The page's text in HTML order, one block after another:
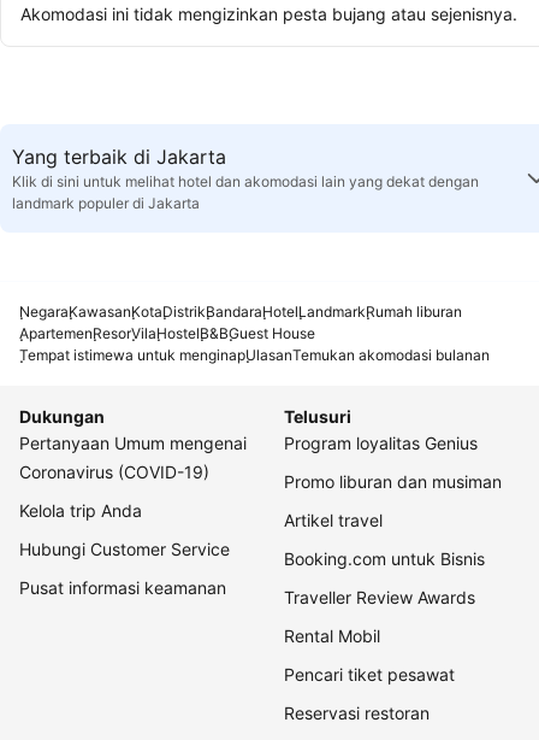
Akomodasi ini tidak mengizinkan pesta bujang atau sejenisnya.
Yang terbaik di Jakarta
Klik di sini untuk melihat hotel dan akomodasi lain yang dekat dengan
landmark populer di Jakarta
NegaraKawasanKotaDistrikBandaraHotelLandmarkRumah liburan
ApartemenResorVilaHostelB&BGuest House
Tempat istimewa untuk menginapUlasanTemukan akomodasi bulanan
Dukungan
Pertanyaan Umum mengenai
Coronavirus (COVID-19)
Kelola trip Anda
Hubungi Customer Service
Pusat informasi keamanan
Telusuri
Program loyalitas Genius
Promo liburan dan musiman
Artikel travel
Booking.com untuk Bisnis
Traveller Review Awards
Rental Mobil
Pencari tiket pesawat
Reservasi restoran